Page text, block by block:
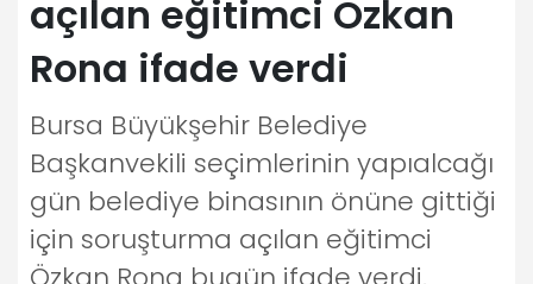
açılan eğitimci Özkan
Rona ifade verdi
Bursa Büyükşehir Belediye
Başkanvekili seçimlerinin yapıalcağı
gün belediye binasının önüne gittiği
için soruşturma açılan eğitimci